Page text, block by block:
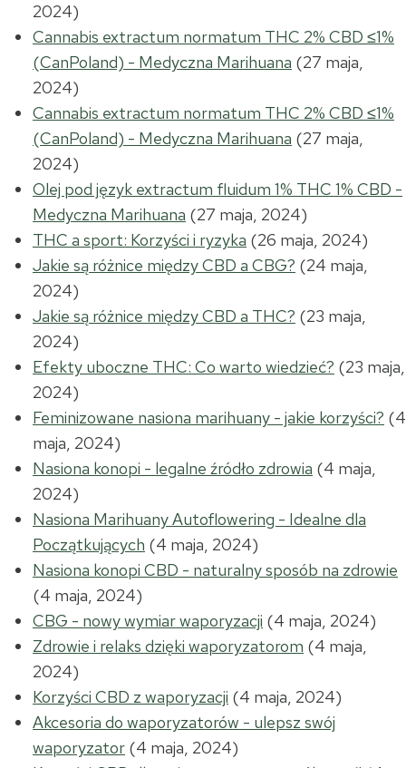
2024)
Cannabis extractum normatum THC 2% CBD ≤1%
(CanPoland) - Medyczna Marihuana (27 maja,
2024)
Cannabis extractum normatum THC 2% CBD ≤1%
(CanPoland) - Medyczna Marihuana (27 maja,
2024)
Olej pod język extractum fluidum 1% THC 1% CBD -
Medyczna Marihuana (27 maja, 2024)
THC a sport: Korzyści i ryzyka (26 maja, 2024)
Jakie są różnice między CBD a CBG? (24 maja,
2024)
Jakie są różnice między CBD a THC? (23 maja,
2024)
Efekty uboczne THC: Co warto wiedzieć? (23 maja,
2024)
Feminizowane nasiona marihuany - jakie korzyści? (4
maja, 2024)
Nasiona konopi - legalne źródło zdrowia (4 maja,
2024)
Nasiona Marihuany Autoflowering - Idealne dla
Początkujących (4 maja, 2024)
Nasiona konopi CBD - naturalny sposób na zdrowie
(4 maja, 2024)
CBG - nowy wymiar waporyzacji (4 maja, 2024)
Zdrowie i relaks dzięki waporyzatorom (4 maja,
2024)
Korzyści CBD z waporyzacji (4 maja, 2024)
Akcesoria do waporyzatorów - ulepsz swój
waporyzator (4 maja, 2024)